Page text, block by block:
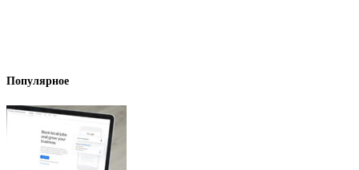
Популярное